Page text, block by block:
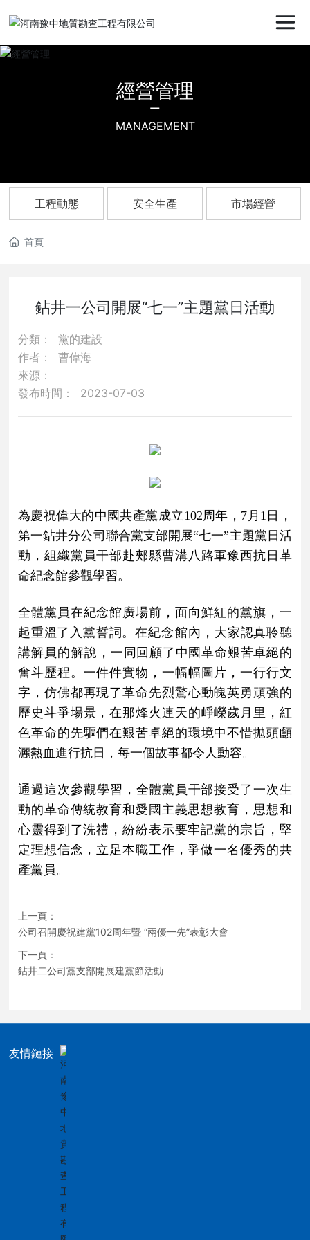
經營管理
MANAGEMENT
工程動態 安全生產 市場經營
首頁
鉆井一公司開展“七一”主題黨日活動
分類：
黨的建設
作者：
曹偉海
來源：
發布時間：
2023-07-03
為慶祝偉大的中國共產黨成立102周年， 7月1日，
第一鉆井分公司聯合黨支部開展“七一”主題黨日活
動，組織黨員干部赴郟縣曹溝八路軍豫西抗日革
命紀念館參觀學習。
全體黨員在紀念館廣場前，面向鮮紅的黨旗，一
起重溫了入黨誓詞。在紀念館內， 大家認真聆聽
講解員的解說， 一同回顧了中國革命艱苦卓絕的
奮斗歷程。一件件實物，一幅幅圖片，一行行文
字，仿佛都再現了革命先烈驚心動魄英勇頑強的
歷史斗爭場景，在那烽火連天的崢嶸歲月里，紅
色革命的先驅們在艱苦卓絕的環境中不惜拋頭顱
灑熱血進行抗日，每一個故事都令人動容。
通過這次參觀學習，全體黨員干部接受了一次生
動的革命傳統教育和愛國主義思想教育，思想和
心靈得到了洗禮，紛紛表示要牢記黨的宗旨，堅
定理想信念，立足本職工作，爭做一名優秀的共
產黨員。
上一頁：
公司召開慶祝建黨102周年暨 “兩優一先”表彰大會
下一頁：
鉆井二公司黨支部開展建黨節活動
友情鏈接